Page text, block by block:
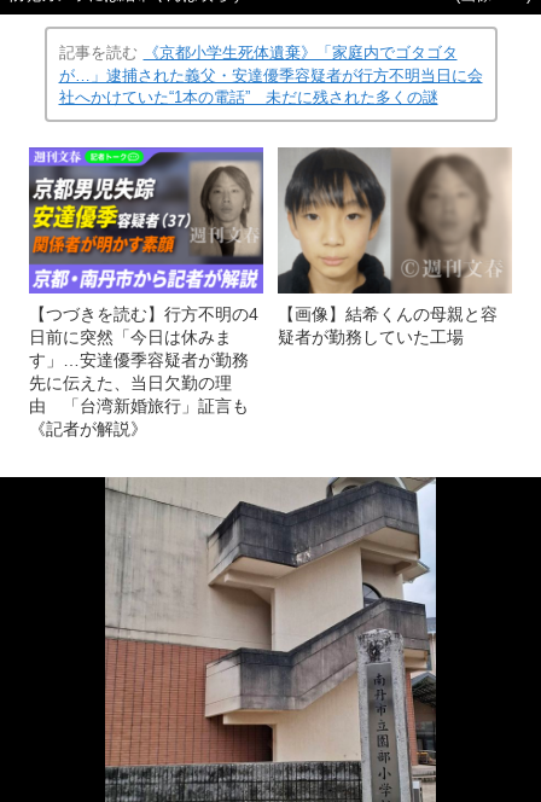
記事を読む
《京都小学生死体遺棄》「家庭内でゴタゴタ
が…」逮捕された義父・安達優季容疑者が行方不明当日に会
社へかけていた“1本の電話” 未だに残された多くの謎
【つづきを読む】行方不明の4
日前に突然「今日は休みま
す」…安達優季容疑者が勤務
先に伝えた、当日欠勤の理
由 「台湾新婚旅行」証言も
《記者が解説》
【画像】結希くんの母親と容
疑者が勤務していた工場